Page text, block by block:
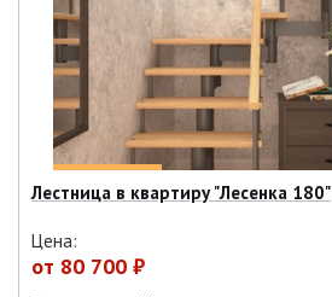
Лестница в квартиру "Лесенка 180"
Цена:
от 80 700 ₽